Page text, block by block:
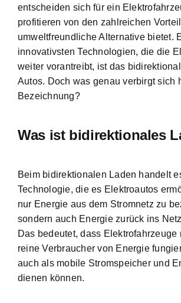
entscheiden sich für ein
profitieren von den zahlreichen
umweltfreundliche Alternative bietet.
innovativsten Technologien, die die
weiter vorantreibt, ist das
Autos. Doch was genau verbirgt sich
Bezeichnung?
Was ist bidirektionales
Beim bidirektionalen Laden handelt
Technologie, die es Elektroautos
nur Energie aus dem Stromnetz zu
sondern auch Energie zurück ins
Das bedeutet, dass Elektrofahrzeuge
reine Verbraucher von Energie
auch als mobile Stromspeicher und
dienen können.